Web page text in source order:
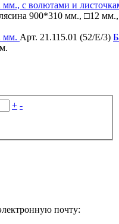
900*310 мм., □12
Арт. 21.115.01 (52/Е/3)
+ -
почту: